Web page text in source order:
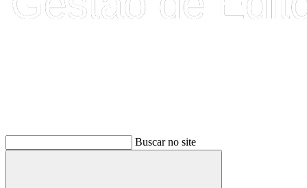
Buscar no site